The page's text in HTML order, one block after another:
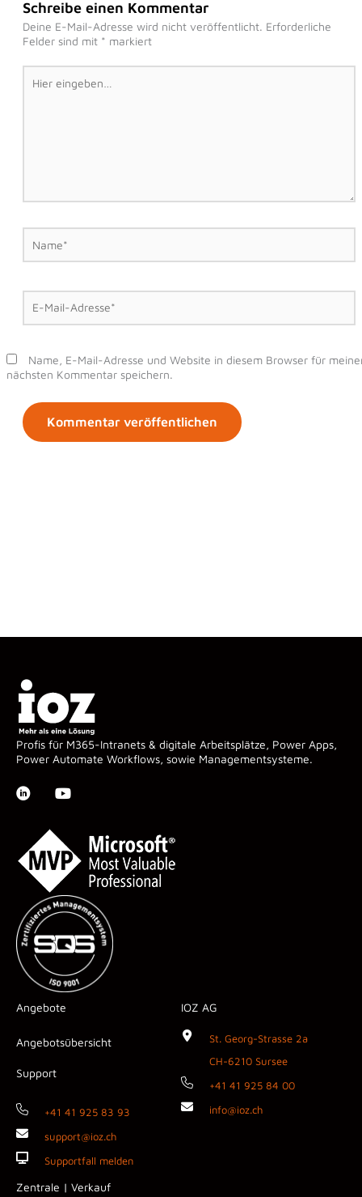
Schreibe einen Kommentar
Deine E-Mail-Adresse wird nicht veröffentlicht. Erforderliche
Felder sind mit * markiert
Hier
eingeben…
Name*
E-
Mail-
Adresse*
Name, E-Mail-Adresse und Website in diesem Browser für
nächsten Kommentar speichern.
Profis für M365-Intranets & digitale Arbeitsplätze, Power Apps,
Power Automate Workflows, sowie Managementsysteme.
Angebote
Angebotsübersicht
Support
+41 41 925 83 93
support@ioz.ch
Supportfall melden
Zentrale | Verkauf
IOZ AG
St. Georg-Strasse 2a
CH-6210 Sursee
+41 41 925 84 00
info@ioz.ch